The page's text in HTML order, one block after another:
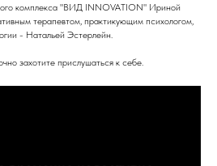
комплекса "ВИД INNOVATION" Ириной
терапевтом, практикующим психологом,
- Натальей Эстерлейн.
захотите прислушаться к себе.